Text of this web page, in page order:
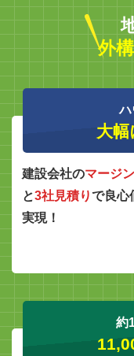
外
ハ
大
建設会社のマージ
と3社見積りで良心
実現！
約